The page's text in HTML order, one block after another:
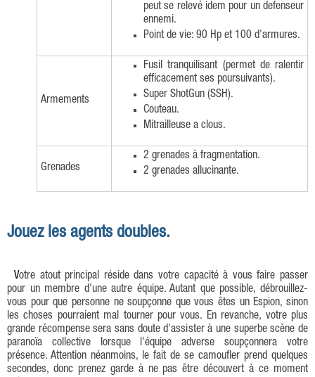
peut se relevé idem pour un defenseur
ennemi.
Point de vie: 90 Hp et 100 d'armures.
Armements
Fusil tranquilisant (permet de ralentir
efficacement ses poursuivants).
Super ShotGun (SSH).
Couteau.
Mitrailleuse a clous.
Grenades
2 grenades à fragmentation.
2 grenades allucinante.
Jouez les agents doubles.
Votre atout principal réside dans votre capacité à vous faire passer
pour un membre d'une autre équipe. Autant que possible, débrouillez-
vous pour que personne ne soupçonne que vous êtes un Espion, sinon
les choses pourraient mal tourner pour vous. En revanche, votre plus
grande récompense sera sans doute d'assister à une superbe scène de
paranoïa collective lorsque l'équipe adverse soupçonnera votre
présence. Attention néanmoins, le fait de se camoufler prend quelques
secondes, donc prenez garde à ne pas être découvert à ce moment